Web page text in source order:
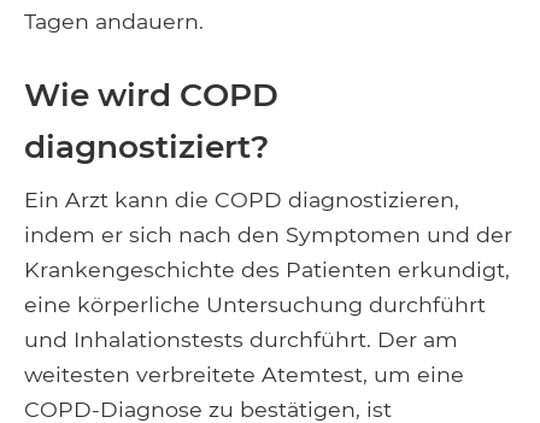
Tagen andauern.
Wie wird COPD
diagnostiziert?
Ein Arzt kann die COPD diagnostizieren,
indem er sich nach den Symptomen und der
Krankengeschichte des Patienten erkundigt,
eine körperliche Untersuchung durchführt
und Inhalationstests durchführt. Der am
weitesten verbreitete Atemtest, um eine
COPD-Diagnose zu bestätigen, ist